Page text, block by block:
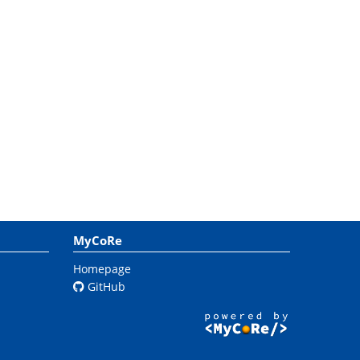
MyCoRe
Homepage
GitHub